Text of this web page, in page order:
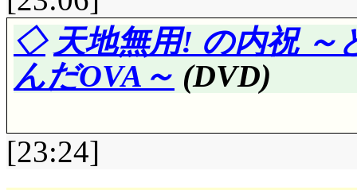
もできること」じゃ
ているスケールの違
不測事態発生, 隕石衝
起源47億年よりはま
りにもシルヴァーナ
も正規ではないとは
るんですし, そうなる
ら何故「シルヴァー
か……うーん。
スミが貧乏性発動さ
み放題!」と聞いて目
「頼む前から諦める
良い事言うねユリ様
思うの, この苺フェア
◇ 天地無用! の内祝 ～
んだOVA～ (DVD)
[23:24]